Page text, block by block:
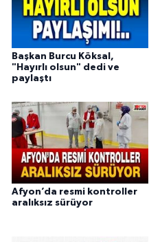
Başkan Burcu Köksal,
"Hayırlı olsun" dedi ve
paylaştı
Afyon’da resmi kontroller
aralıksız sürüyor